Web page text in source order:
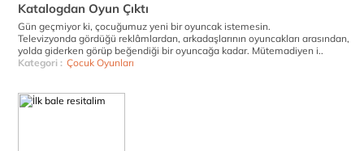
Katalogdan Oyun Çıktı
Gün geçmiyor ki, çocuğumuz yeni bir oyuncak istemesin.
Televizyonda gördüğü reklâmlardan, arkadaşlarının oyuncakları arasından,
yolda giderken görüp beğendiği bir oyuncağa kadar. Mütemadiyen i..
Kategori : Çocuk Oyunları